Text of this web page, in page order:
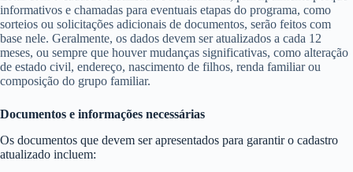
informativos e chamadas para eventuais etapas do programa, como
sorteios ou solicitações adicionais de documentos, serão feitos com
base nele. Geralmente, os dados devem ser atualizados a cada 12
meses, ou sempre que houver mudanças significativas, como alteração
de estado civil, endereço, nascimento de filhos, renda familiar ou
composição do grupo familiar.
Documentos e informações necessárias
Os documentos que devem ser apresentados para garantir o cadastro
atualizado incluem: